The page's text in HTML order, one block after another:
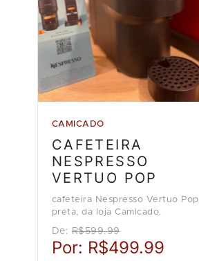
CAMICADO
CAFETEIRA
NESPRESSO
VERTUO POP
cafeteira Nespresso Vertuo Pop
preta, da loja Camicado.
De:R$599.99
Por: R$499.99